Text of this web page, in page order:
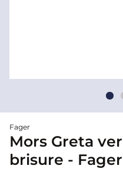
Fager
Mors Greta
brisure - Fager